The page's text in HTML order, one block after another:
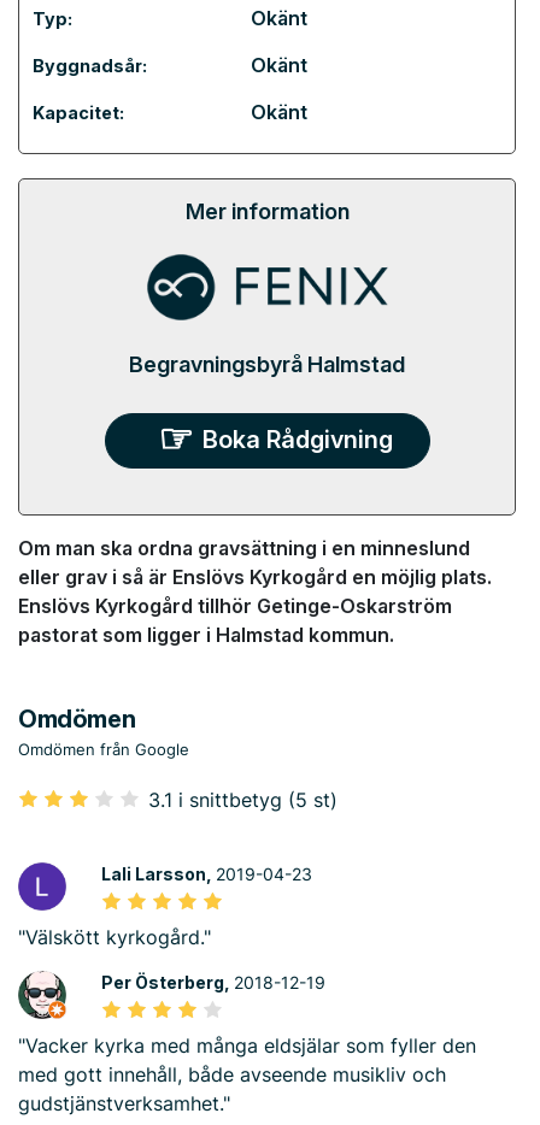
Typ: Okänt
Byggnadsår: Okänt
Kapacitet: Okänt
Mer information
Begravningsbyrå Halmstad
Boka Rådgivning
Om man ska ordna gravsättning i en minneslund
eller grav i så är Enslövs Kyrkogård en möjlig plats.
Enslövs Kyrkogård tillhör Getinge-Oskarström
pastorat som ligger i Halmstad kommun.
Omdömen
Omdömen från Google
3.1 i snittbetyg (5 st)
Lali Larsson, 2019-04-23
"Välskött kyrkogård."
Per Österberg, 2018-12-19
"Vacker kyrka med många eldsjälar som fyller den
med gott innehåll, både avseende musikliv och
gudstjänstverksamhet."